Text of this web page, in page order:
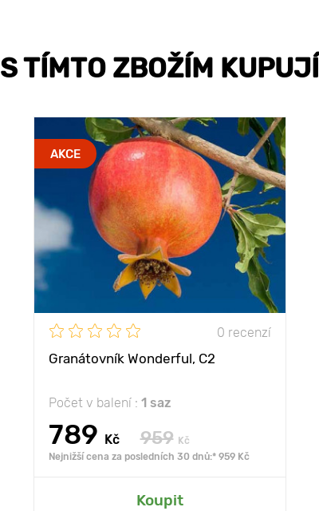
S TÍMTO ZBOŽÍM KUPUJÍ
AKCE
0 recenzí
Granátovník Wonderful, С2
Počet v balení : 1 saz
789 Kč 959
Kč
Nejnižší cena za posledních 30 dnů:* 959 Kč
Koupit